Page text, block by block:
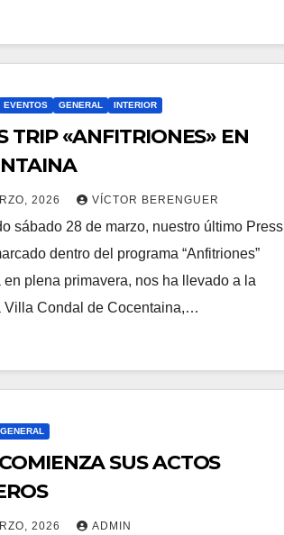
EVENTOS GENERAL INTERIOR
TRIP «ANFITRIONES» EN
2026 VÍCTOR BERENGUER
sábado 28 de marzo, nuestro último Press
dentro del programa “Anfitriones”
en plena primavera, nos ha llevado a la
Villa Condal de Cocentaina,…
GENERAL
SUS ACTOS
2026 ADMIN